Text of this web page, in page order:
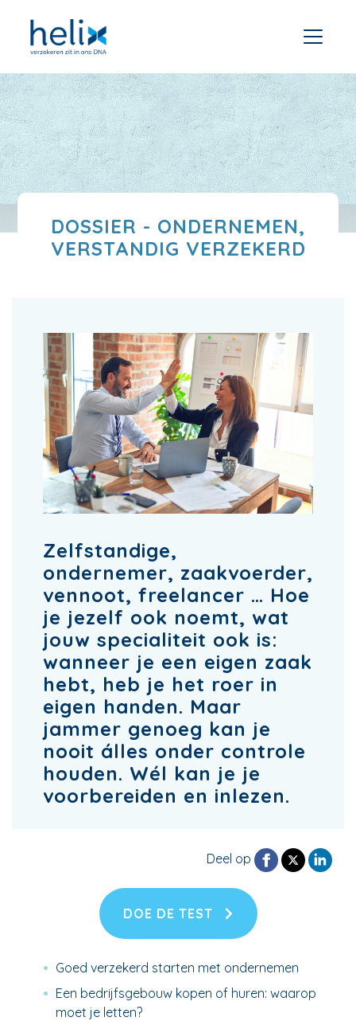
DOSSIER - ONDERNEMEN,
VERSTANDIG VERZEKERD
Zelfstandige,
ondernemer, zaakvoerder,
vennoot, freelancer … Hoe
je jezelf ook noemt, wat
jouw specialiteit ook is:
wanneer je een eigen zaak
hebt, heb je het roer in
eigen handen. Maar
jammer genoeg kan je
nooit álles onder controle
houden. Wél kan je je
voorbereiden en inlezen.
Deel op
DOE DE TEST
Goed verzekerd starten met ondernemen
Een bedrijfsgebouw kopen of huren: waarop
moet je letten?